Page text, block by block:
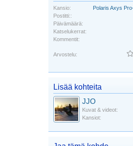
Kansio:
Polaris Axys
Postitti::
Päivämäärä:
Katselukerrat:
Kommentit:
Arvostelu:
Lisää kohteita
JJO
Kuvat & videot:
Kansiot: